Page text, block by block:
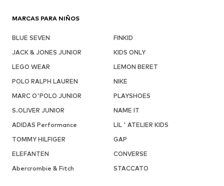
MARCAS PARA NIÑOS
BLUE SEVEN
FINKID
JACK & JONES JUNIOR
KIDS ONLY
LEGO WEAR
LEMON BERET
POLO RALPH LAUREN
NIKE
MARC O'POLO JUNIOR
PLAYSHOES
S.OLIVER JUNIOR
NAME IT
ADIDAS Performance
LIL ' ATELIER KIDS
TOMMY HILFIGER
GAP
ELEFANTEN
CONVERSE
Abercrombie & Fitch
STACCATO